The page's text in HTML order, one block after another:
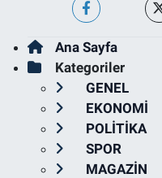
Ana Sayfa
Kategoriler
GENEL
EKONOMİ
POLİTİKA
SPOR
MAGAZİN